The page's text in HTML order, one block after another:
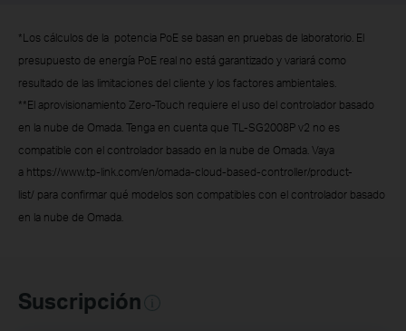
*Los cálculos de la potencia PoE se basan en pruebas de laboratorio. El
presupuesto de energía PoE real no está garantizado y variará como
resultado de las limitaciones del cliente y los factores ambientales.
**El aprovisionamiento Zero-Touch requiere el uso del controlador basado
en la nube de Omada. Tenga en cuenta que TL-SG2008P v2 no es
compatible con el controlador basado en la nube de Omada. Vaya
a https://www.tp-link.com/en/omada-cloud-based-controller/product-
list/ para confirmar qué modelos son compatibles con el controlador basado
en la nube de Omada.
Suscripción